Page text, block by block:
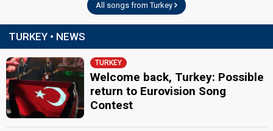
All songs from Turkey
TURKEY • NEWS
TURKEY
Welcome back, Turkey: Possible
return to Eurovision Song
Contest